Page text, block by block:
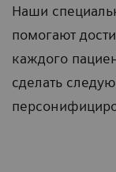
Наши
помогают
каждого
сделать